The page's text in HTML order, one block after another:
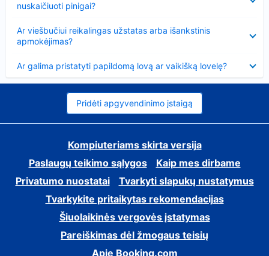
nuskaičiuoti pinigai?
Ar viešbučiui reikalingas užstatas arba išankstinis
apmokėjimas?
Ar galima pristatyti papildomą lovą ar vaikišką lovelę?
Pridėti apgyvendinimo įstaigą
Kompiuteriams skirta versija
Paslaugų teikimo sąlygos
Kaip mes dirbame
Privatumo nuostatai
Tvarkyti slapukų nustatymus
Tvarkykite pritaikytas rekomendacijas
Šiuolaikinės vergovės įstatymas
Pareiškimas dėl žmogaus teisių
Apie Booking.com